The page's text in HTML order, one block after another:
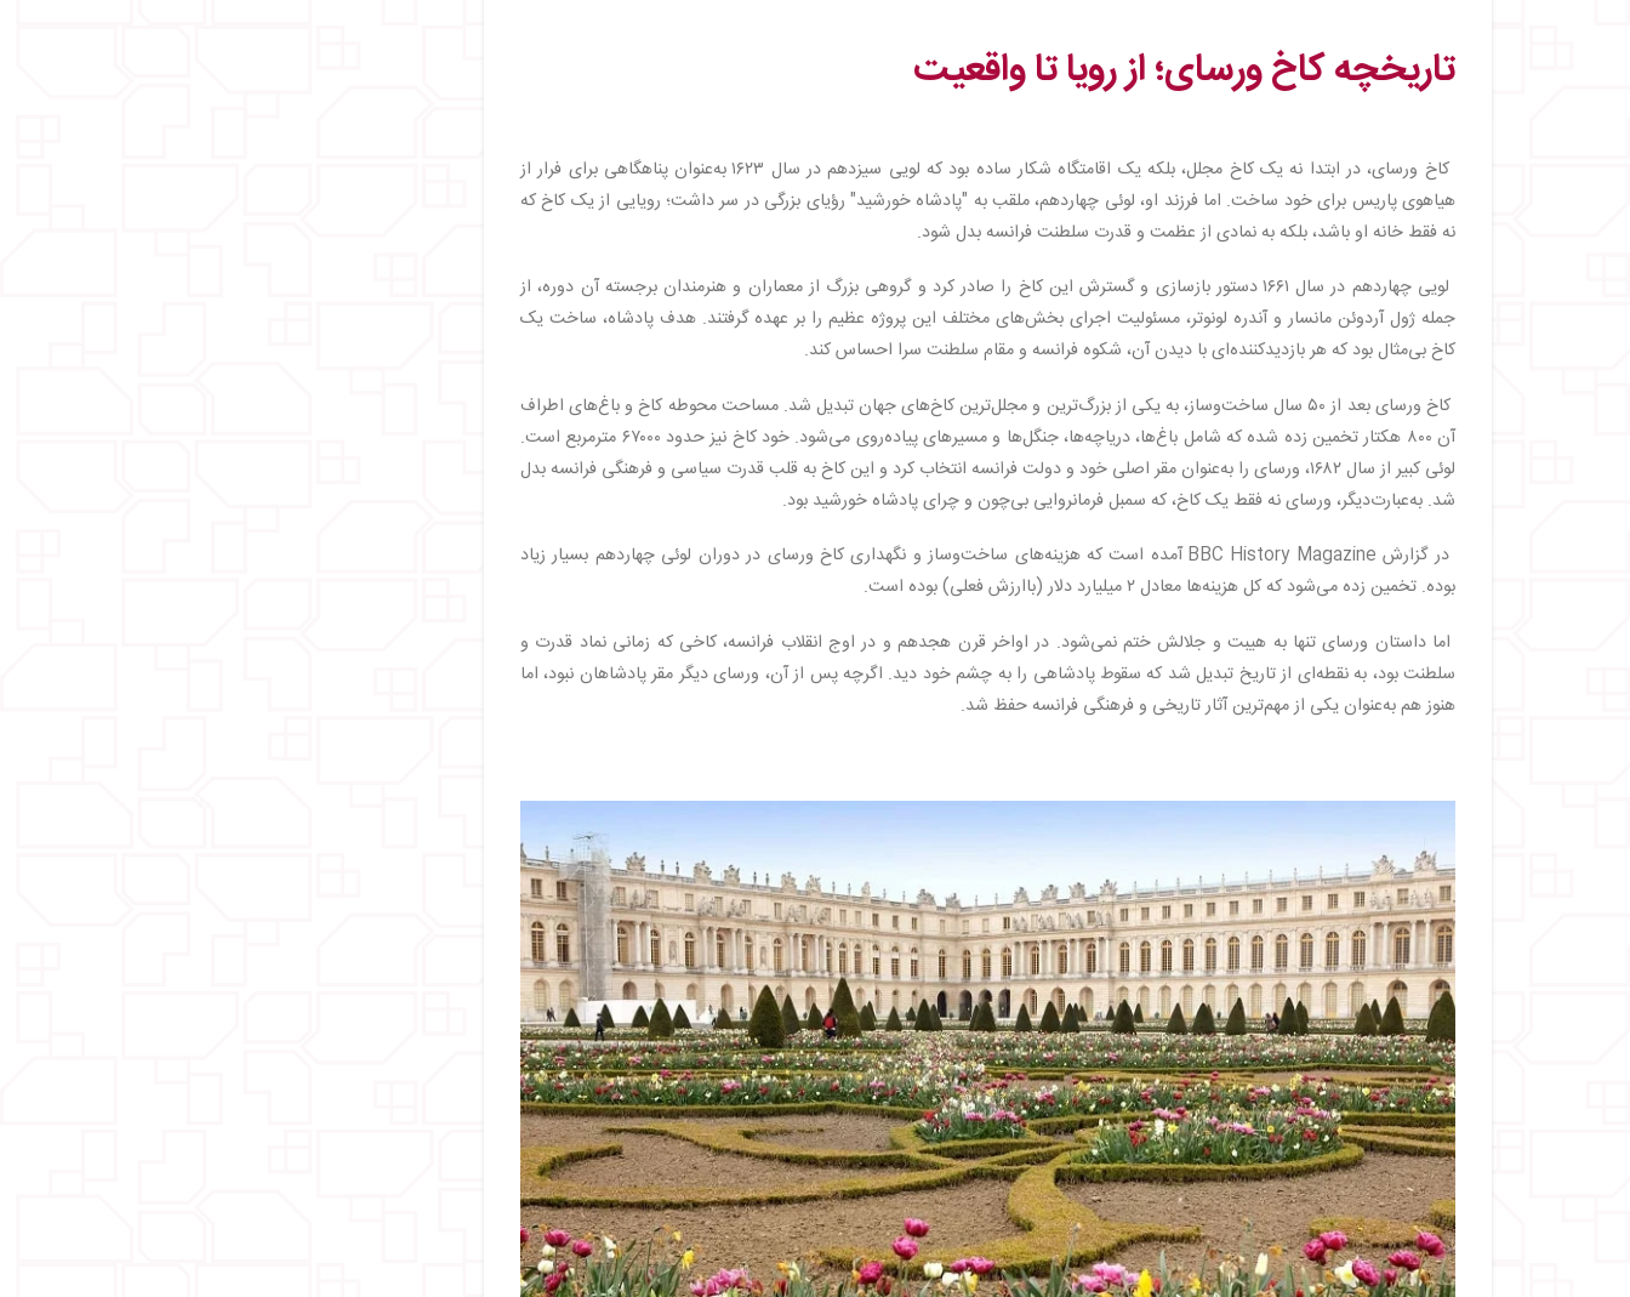
تاریخچه کاخ ورسای؛ از رویا تا واقعیت
کاخ ورسای، در ابتدا نه یک کاخ مجلل، بلکه یک اقامتگاه شکار ساده بود که لویی سیزدهم در سال ۱۶۲۳ به‌عنوان پناهگاهی برای فرار از
هیاهوی پاریس برای خود ساخت. اما فرزند او، لوئی چهاردهم، ملقب به "پادشاه خورشید" رؤیای بزرگی در سر داشت؛ رویایی از یک کاخ که
نه فقط خانه او باشد، بلکه به نمادی از عظمت و قدرت سلطنت فرانسه بدل شود.
لویی چهاردهم در سال ۱۶۶۱ دستور بازسازی و گسترش این کاخ را صادر کرد و گروهی بزرگ از معماران و هنرمندان برجسته آن دوره، از
جمله ژول آردوئن مانسار و آندره لونوتر، مسئولیت اجرای بخش‌های مختلف این پروژه عظیم را بر عهده گرفتند. هدف پادشاه، ساخت یک
کاخ بی‌مثال بود که هر بازدیدکننده‌ای با دیدن آن، شکوه فرانسه و مقام سلطنت سرا احساس کند.
کاخ ورسای بعد از ۵۰ سال ساخت‌وساز، به یکی از بزرگ‌ترین و مجلل‌ترین کاخ‌های جهان تبدیل شد. مساحت محوطه کاخ و باغ‌های اطراف
آن ۸۰۰ هکتار تخمین زده شده که شامل باغ‌ها، دریاچه‌ها، جنگل‌ها و مسیرهای پیاده‌روی می‌شود. خود کاخ نیز حدود ۶۷۰۰۰ مترمربع است.
لوئی کبیر از سال ۱۶۸۲، ورسای را به‌عنوان مقر اصلی خود و دولت فرانسه انتخاب کرد و این کاخ به قلب قدرت سیاسی و فرهنگی فرانسه بدل
شد. به‌عبارت‌دیگر، ورسای نه فقط یک کاخ، که سمبل فرمانروایی بی‌چون و چرای پادشاه خورشید بود.
در گزارش BBC History Magazine آمده است که هزینه‌های ساخت‌وساز و نگهداری کاخ ورسای در دوران لوئی چهاردهم بسیار زیاد
بوده. تخمین زده می‌شود که کل هزینه‌ها معادل ۲ میلیارد دلار (باارزش فعلی) بوده است.
اما داستان ورسای تنها به هیبت و جلالش ختم نمی‌شود. در اواخر قرن هجدهم و در اوج انقلاب فرانسه، کاخی که زمانی نماد قدرت و
سلطنت بود، به نقطه‌ای از تاریخ تبدیل شد که سقوط پادشاهی را به چشم خود دید. اگرچه پس از آن، ورسای دیگر مقر پادشاهان نبود، اما
هنوز هم به‌عنوان یکی از مهم‌ترین آثار تاریخی و فرهنگی فرانسه حفظ شد.